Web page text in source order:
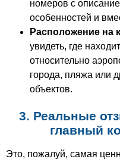
номеров с
особенностей и
Расположение на
увидеть, где
относительно
города, пляжа или
объектов.
3. Реальные
главный
Это, пожалуй, самая